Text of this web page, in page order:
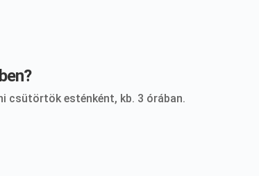
csütörtök esténként, kb. 3 órában.